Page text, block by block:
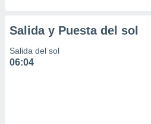
Salida y Puesta del sol
Salida del sol
06:04